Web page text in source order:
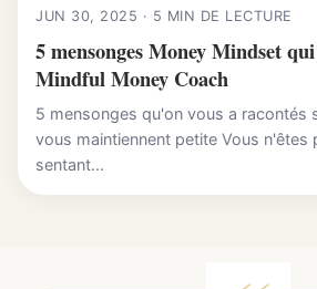
JUN 30, 2025 · 5 MIN DE LECTURE
5 mensonges Money Mindset
Mindful Money Coach
5 mensonges qu'on vous a racontés
vous maintiennent petite Vous n'êtes
sentant...